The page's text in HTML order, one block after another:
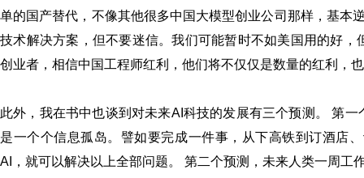
单的国产替代，不像其他很多中国大模型创业公司那样，基本
技术解决方案，但不要迷信。我们可能暂时不如美国用的好
创业者，相信中国工程师红利，他们将不仅仅是数量的红利，
此外，我在书中也谈到对未来AI科技的发展有三个预测。 第
是一个个信息孤岛。譬如要完成一件事，从下高铁到订酒店
AI，就可以解决以上全部问题。 第二个预测，未来人类一周